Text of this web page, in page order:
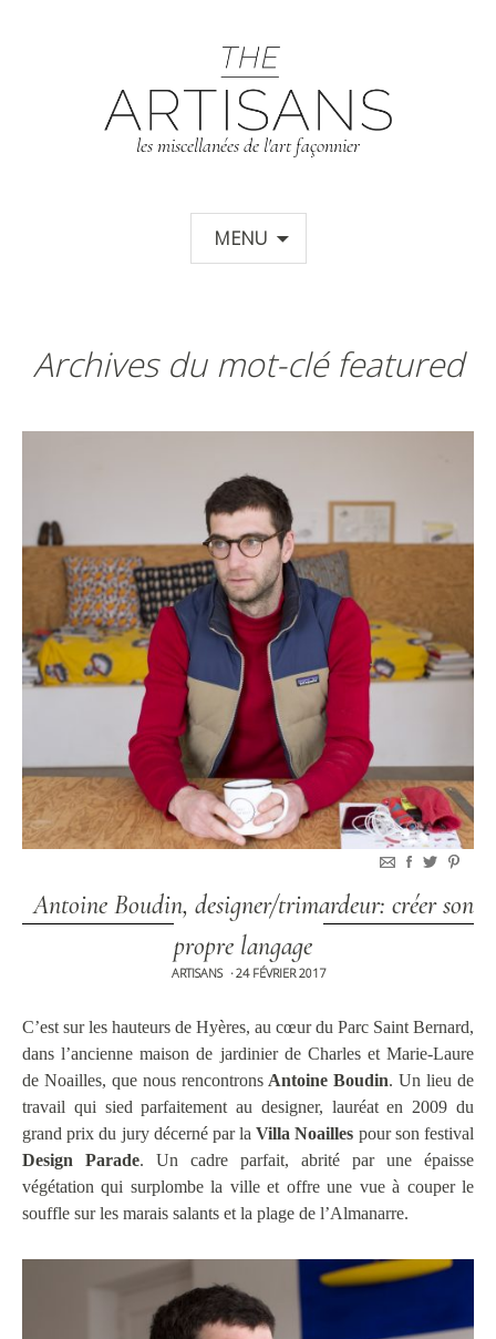
les miscellanées de l'art façonnier
MENU
Archives du mot-clé featured
Antoine Boudin, designer/trimardeur: créer son
propre langage
ARTISANS •24 FÉVRIER 2017
C’est sur les hauteurs de Hyères, au cœur du Parc Saint Bernard,
dans l’ancienne maison de jardinier de Charles et Marie-Laure
de Noailles, que nous rencontrons Antoine Boudin. Un lieu de
travail qui sied parfaitement au designer, lauréat en 2009 du
grand prix du jury décerné par laVilla Noailles pour son festival
Design Parade. Un cadre parfait, abrité par une épaisse
végétation qui surplombe la ville et offre une vue à couper le
souffle sur les marais salants et la plage de l’Almanarre.